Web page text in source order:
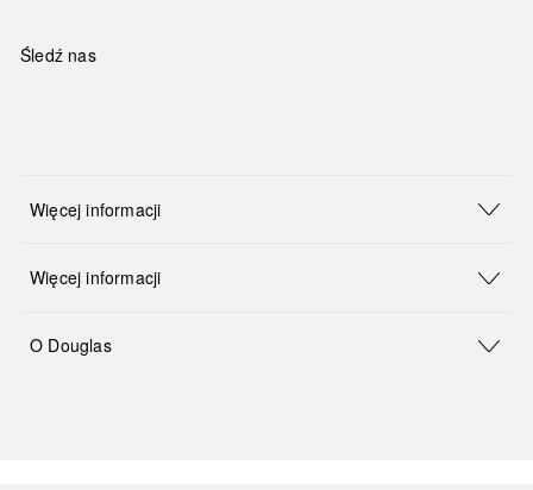
Śledź nas
Więcej informacji
Więcej informacji
O Douglas